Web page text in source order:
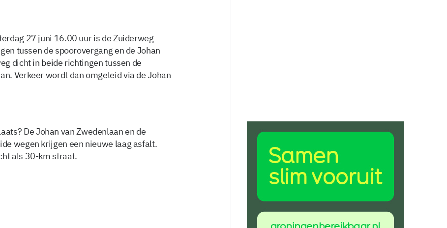
27 juni 16.00 uur is de Zuiderweg
tussen de spoorovergang en de Johan
dicht in beide richtingen tussen de
Verkeer wordt dan omgeleid via de Johan
De Johan van Zwedenlaan en de
wegen krijgen een nieuwe laag asfalt.
als 30-km straat.